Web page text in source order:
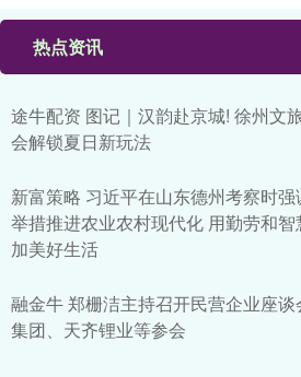
热点资讯
途牛配资 图记｜汉韵赴京城! 徐州文
会解锁夏日新玩法
新富策略 习近平在山东德州考察时强
举措推进农业农村现代化 用勤劳和智
加美好生活
融金牛 郑栅洁主持召开民营企业座
集团、天齐锂业等参会